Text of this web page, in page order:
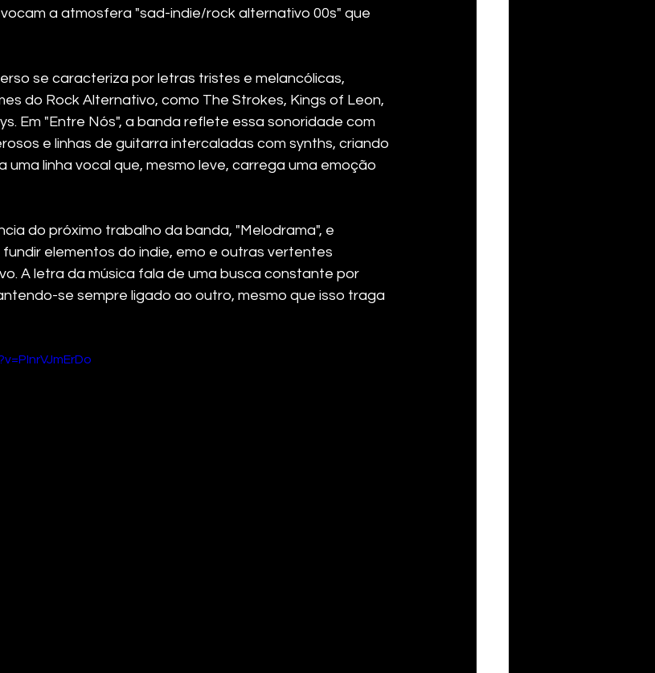
a atmosfera "sad-indie/rock alternativo 00s" que
se caracteriza por letras tristes e melancólicas,
do Rock Alternativo, como The Strokes, Kings of Leon,
Em "Entre Nós", a banda reflete essa sonoridade com
e linhas de guitarra intercaladas com synths, criando
uma linha vocal que, mesmo leve, carrega uma emoção
do próximo trabalho da banda, "Melodrama", e
elementos do indie, emo e outras vertentes
A letra da música fala de uma busca constante por
se sempre ligado ao outro, mesmo que isso traga